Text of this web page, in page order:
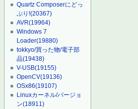
Quartz Composerにどっ
ぷり!(20367)
AVR(19964)
Windows 7
Loader(19880)
tokkyo/買った物/電子部
品(19438)
V-USB(19155)
OpenCV(19136)
OSx86(19107)
Linuxカーネル/バージョ
ン(18911)